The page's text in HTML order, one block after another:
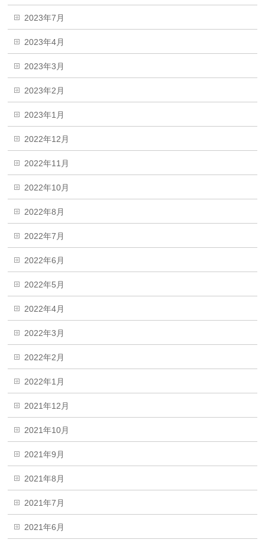
2023年7月
2023年4月
2023年3月
2023年2月
2023年1月
2022年12月
2022年11月
2022年10月
2022年8月
2022年7月
2022年6月
2022年5月
2022年4月
2022年3月
2022年2月
2022年1月
2021年12月
2021年10月
2021年9月
2021年8月
2021年7月
2021年6月